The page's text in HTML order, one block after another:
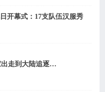
开幕式：17支队伍汉服秀
大公文匯網专访Tabe：当年曾离家出走到大陆追逐电竞梦